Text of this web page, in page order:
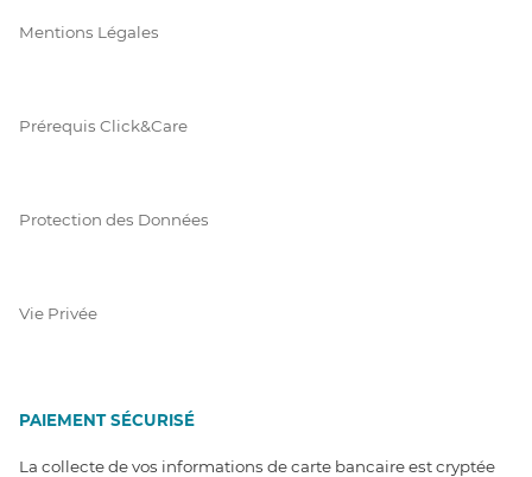
Mentions Légales
Prérequis Click&Care
Protection des Données
Vie Privée
PAIEMENT SÉCURISÉ
La collecte de vos informations de carte bancaire est cryptée